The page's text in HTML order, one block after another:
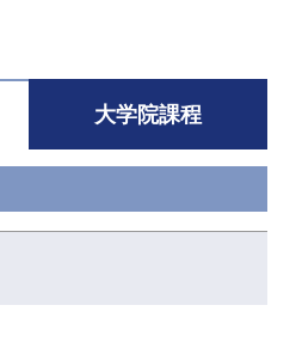
大学院課程